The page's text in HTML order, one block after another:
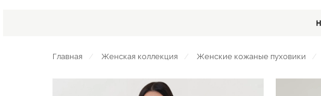
Главная Женская коллекция Женские кожаные пуховики